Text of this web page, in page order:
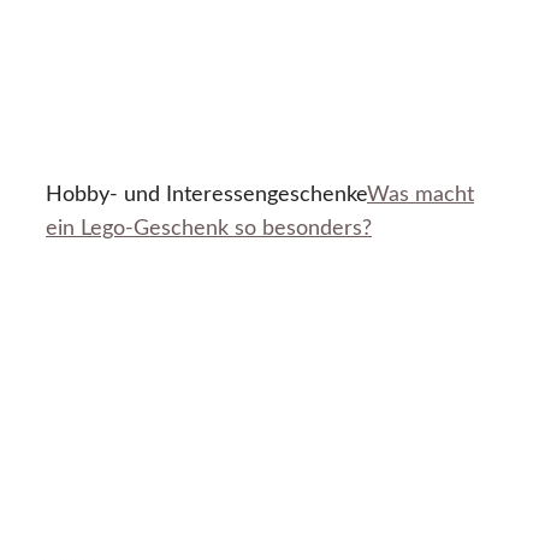
Hobby- und InteressengeschenkeWas macht
ein Lego-Geschenk so besonders?